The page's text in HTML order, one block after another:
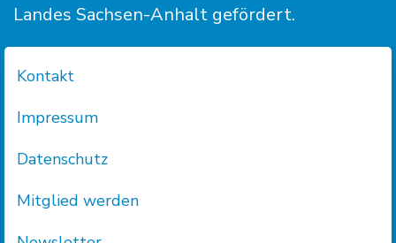
Landes Sachsen-Anhalt gefördert.
Kontakt
Impressum
Datenschutz
Mitglied werden